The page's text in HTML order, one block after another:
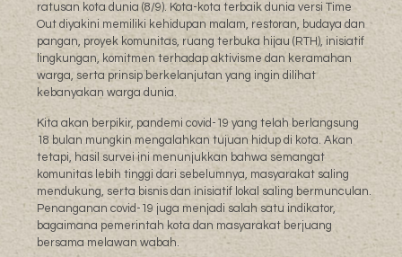
ratusan kota dunia (8/9). Kota-kota terbaik dunia versi Time
Out diyakini memiliki kehidupan malam, restoran, budaya dan
pangan, proyek komunitas, ruang terbuka hijau (RTH), inisiatif
lingkungan, komitmen terhadap aktivisme dan keramahan
warga, serta prinsip berkelanjutan yang ingin dilihat
kebanyakan warga dunia.
Kita akan berpikir, pandemi covid-19 yang telah berlangsung
18 bulan mungkin mengalahkan tujuan hidup di kota. Akan
tetapi, hasil survei ini menunjukkan bahwa semangat
komunitas lebih tinggi dari sebelumnya, masyarakat saling
mendukung, serta bisnis dan inisiatif lokal saling bermunculan.
Penanganan covid-19 juga menjadi salah satu indikator,
bagaimana pemerintah kota dan masyarakat berjuang
bersama melawan wabah.